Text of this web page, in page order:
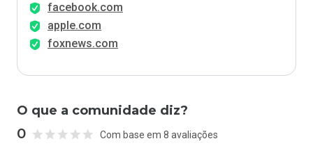
facebook.com
apple.com
foxnews.com
O que a comunidade diz?
0 Com base em 8 avaliações